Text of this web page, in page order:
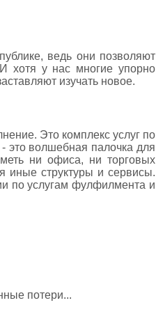
ведь они позволяют
хотя у нас многие упорно
изучать новое.
Это комплекс услуг по
- это волшебная палочка для
ни офиса, ни торговых
иные структуры и сервисы.
по услугам фулфилмента и
потери...